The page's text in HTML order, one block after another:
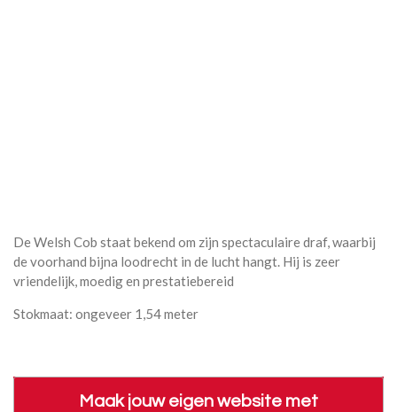
De Welsh Cob staat bekend om zijn spectaculaire draf, waarbij
de voorhand bijna loodrecht in de lucht hangt. Hij is zeer
vriendelijk, moedig en prestatiebereid
Stokmaat: ongeveer 1,54 meter
Maak jouw eigen website met